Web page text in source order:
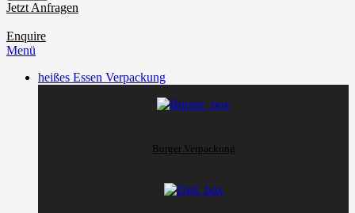
Jetzt Anfragen
Enquire
Menü
heißes Essen Verpackung
Burger Verpackung